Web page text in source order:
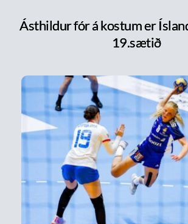
Ásthildur fór á kostum er
19.sætið